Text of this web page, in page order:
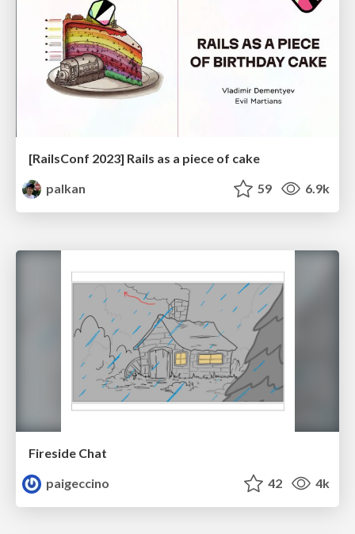
[RailsConf 2023] Rails as a piece of cake
palkan
59 6.9k
Fireside Chat
paigeccino
42 4k